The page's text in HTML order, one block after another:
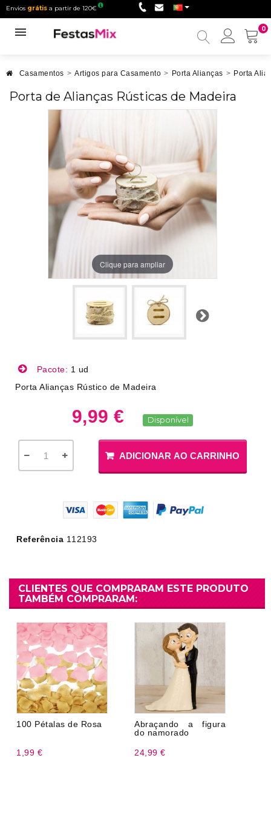
Envios grátis a partir de 120€
0
Minha
Casamentos > Artigos para Casamento > Porta Alianças > Porta
Porta de Alianças Rústicas de Madeira
Clique para ampliar
Próximo
Pacote: 1 ud
Porta Alianças Rústico de Madeira
9,99 € Disponível
ADICIONAR AO CARRINHO
Referência 112193
CLIENTES QUE COMPRARAM ESTE PRODUTO
TAMBÉM COMPRARAM:
100 Pétalas de Rosa
1,99 €
Abraçando a figura
do namorado
24,99 €